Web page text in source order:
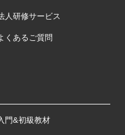
人研修サービス
くあるご質問
門&初級教材